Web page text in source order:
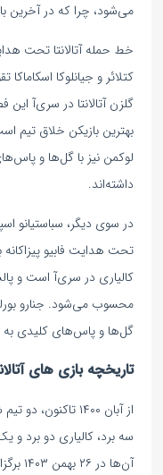
می‌شود، چرا که در
خط حمله آتالانتا تحت
کتلائر و جیانلوکا
گلزن آتالانتا در سری‌آ
بهترین بازیکن خلاق تیم
لوکمن نیز با گل‌ها و
داشته‌اند.
در سوی دیگر، سباستیانو
تحت هدایت فابیو پیزاکانه
کالیاری در سری‌آ است و
محسوب می‌شود. جنارو بورلی،
گل‌ها و پاس‌های کلیدی
تاریخچه بازی های
از آبان ۱۴۰۰
سه برد، کالیاری دو برد